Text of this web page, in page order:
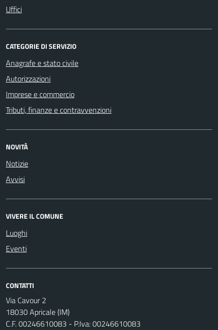
Uffici
CATEGORIE DI SERVIZIO
Anagrafe e stato civile
Autorizzazioni
Imprese e commercio
Tributi, finanze e contravvenzioni
NOVITÀ
Notizie
Avvisi
VIVERE IL COMUNE
Luoghi
Eventi
CONTATTI
Via Cavour 2
18030 Apricale (IM)
C.F. 00246610083 - P.Iva: 00246610083